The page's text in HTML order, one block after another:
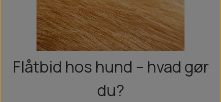
Flåtbid hos hund – hvad gør
du?